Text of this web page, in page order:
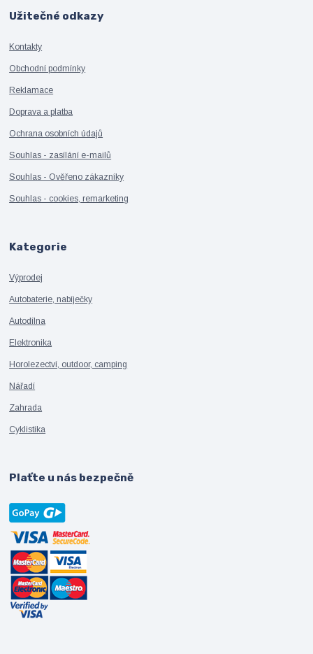
Užitečné odkazy
Kontakty
Obchodní podmínky
Reklamace
Doprava a platba
Ochrana osobních údajů
Souhlas - zasílání e-mailů
Souhlas - Ověřeno zákazníky
Souhlas - cookies, remarketing
Kategorie
Výprodej
Autobaterie, nabíječky
Autodílna
Elektronika
Horolezectví, outdoor, camping
Nářadí
Zahrada
Cyklistika
Plaťte u nás bezpečně